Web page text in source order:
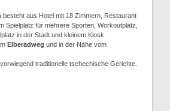
besteht aus Hotel mit 18 Zimmern, Restaurant
Spielplatz für mehrere Sporten, Workoutplatz,
in der Stadt und kleinem Kiosk.
Elberadweg und in der Nähe vom
traditionelle tschechische Gerichte.